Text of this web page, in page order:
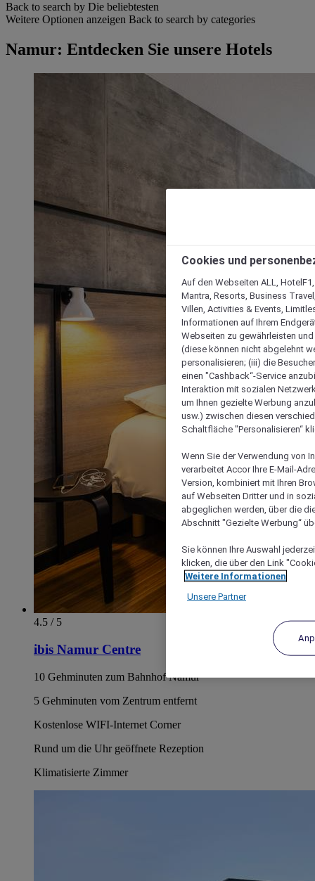
Back to search by Die beliebtesten
Weitere Optionen anzeigen Back to search by categories
Namur: Entdecken Sie unsere Hotels
4.5 / 5
ibis Namur Centre
10 Gehminuten zum Bahnhof Namur
5 Gehminuten vom Zentrum entfernt
Kostenlose WIFI-Internet Corner
Rund um die Uhr geöffnete Rezeption
Klimatisierte Zimmer
Cookies und
Auf den Webseiten ALL,
Mantra, Resorts, Business
Villen, Activities & Events,
Informationen auf Ihrem
Webseiten zu gewährleisten
(diese können nicht abgelehnt
personalisieren; (iii) die
einen "Cashback“-Service
Interaktion mit sozialen
um Ihnen gezielte Werbung
usw.) zwischen diesen
Schaltfläche "Personalisieren“
Wenn Sie der Verwendung von
verarbeitet Accor Ihre E-Mail-
Version, kombiniert mit Ihren
auf Webseiten Dritter und in
abgeglichen werden, über die
Abschnitt "Gezielte Werbung“
Sie können Ihre Auswahl
klicken, die über den Link
Weitere Informationen
Unsere Partner